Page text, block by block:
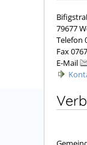
79677
Telefon
Fax
E-Mail